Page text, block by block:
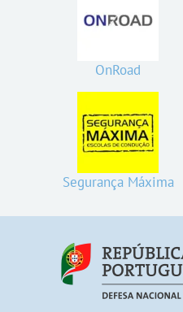
OnRoad
Segurança Máxima